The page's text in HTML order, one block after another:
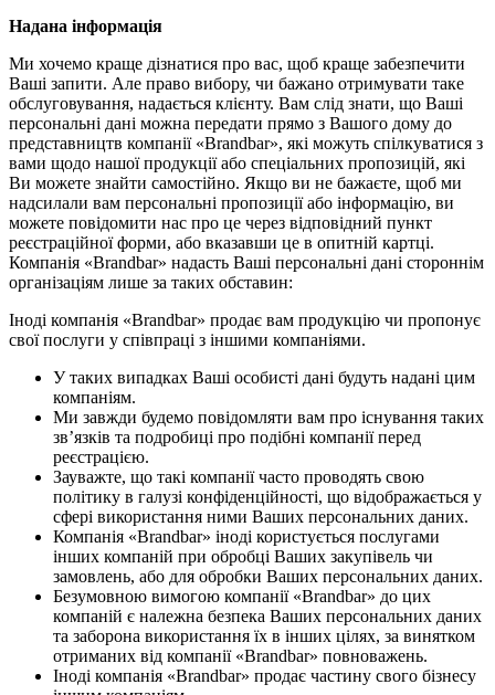
Надана інформація
Ми хочемо краще дізнатися про вас, щоб краще забезпечити
Ваші запити. Але право вибору, чи бажано отримувати таке
обслуговування, надається клієнту. Вам слід знати, що Ваші
персональні дані можна передати прямо з Вашого дому до
представництв компанії «Brandbar», які можуть спілкуватися з
вами щодо нашої продукції або спеціальних пропозицій, які
Ви можете знайти самостійно. Якщо ви не бажаєте, щоб ми
надсилали вам персональні пропозиції або інформацію, ви
можете повідомити нас про це через відповідний пункт
реєстраційної форми, або вказавши це в опитній картці.
Компанія «Brandbar» надасть Ваші персональні дані стороннім
організаціям лише за таких обставин:
Іноді компанія «Brandbar» продає вам продукцію чи пропонує
свої послуги у співпраці з іншими компаніями.
У таких випадках Ваші особисті дані будуть надані цим
компаніям.
Ми завжди будемо повідомляти вам про існування таких
зв’язків та подробиці про подібні компанії перед
реєстрацією.
Зауважте, що такі компанії часто проводять свою
політику в галузі конфіденційності, що відображається у
сфері використання ними Ваших персональних даних.
Компанія «Brandbar» іноді користується послугами
інших компаній при обробці Ваших закупівель чи
замовлень, або для обробки Ваших персональних даних.
Безумовною вимогою компанії «Brandbar» до цих
компаній є належна безпека Ваших персональних даних
та заборона використання їх в інших цілях, за винятком
отриманих від компанії «Brandbar» повноважень.
Іноді компанія «Brandbar» продає частину свого бізнесу